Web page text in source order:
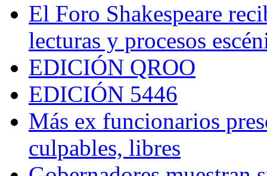
El Foro Shakespeare
lecturas y procesos
EDICIÓN QROO
EDICIÓN 5446
Más ex funcionarios
culpables, libres